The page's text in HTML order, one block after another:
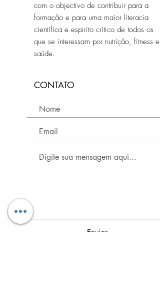
com o objectivo de contribuir para a
formação e para uma maior literacia
científica e espirito crítico de todos os
que se interessam por nutrição, fitness e
saúde.
CONTATO
Enviar